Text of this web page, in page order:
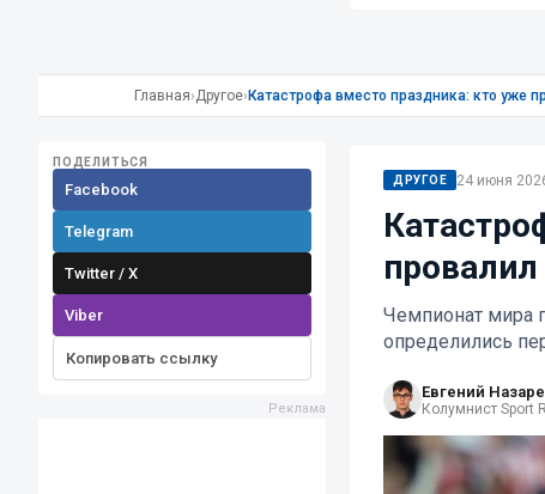
Главная›Другое› Катастрофа вместо праздника: кто уже
ПОДЕЛИТЬСЯ
Facebook
Telegram
Twitter / X
Viber
Копировать ссылку
ДРУГОЕ 24 июня
Чемпионат мира
определились
Евгений
Колумнист Sport